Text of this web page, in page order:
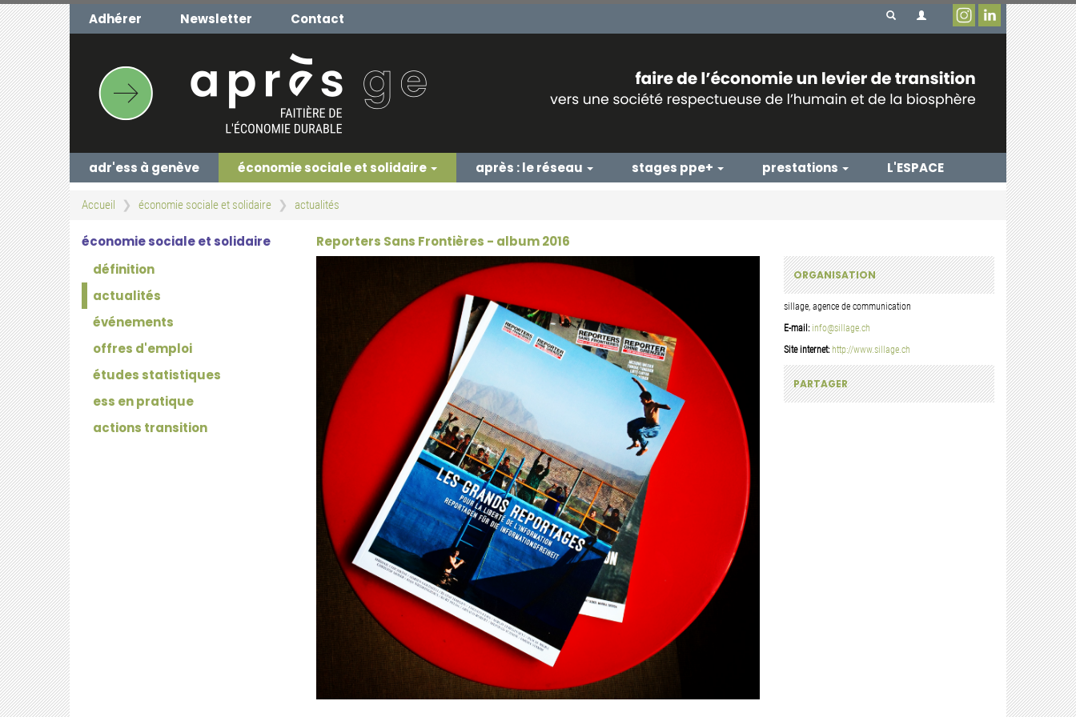
Aller
au
contenu
principal
Adhérer Newsletter Contact
adr'ess à genève économie sociale et solidaire après : le réseau stages ppe+ prestations L'ESPACE
Accueil économie sociale et solidaire actualités
économie sociale et solidaire
définition
actualités
événements
offres d'emploi
études statistiques
ess en pratique
actions transition
Reporters Sans Frontières - album 2016
ORGANISATION
sillage, agence de communication
E-mail: info@sillage.ch
Site internet: http://www.sillage.ch
PARTAGER